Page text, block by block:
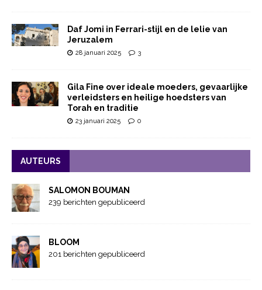
Daf Jomi in Ferrari-stijl en de lelie van
Jeruzalem
28 januari 2025 3
Gila Fine over ideale moeders, gevaarlijke
verleidsters en heilige hoedsters van
Torah en traditie
23 januari 2025 0
AUTEURS
SALOMON BOUMAN
239 berichten gepubliceerd
BLOOM
201 berichten gepubliceerd